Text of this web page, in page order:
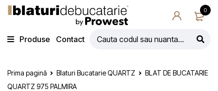
0
Produse Contact
Prima pagină Blaturi Bucatarie QUARTZ
BLAT DE BUCATARIE
QUARTZ 975 PALMIRA